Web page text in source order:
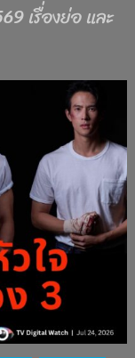
เรื่องย่อ และ